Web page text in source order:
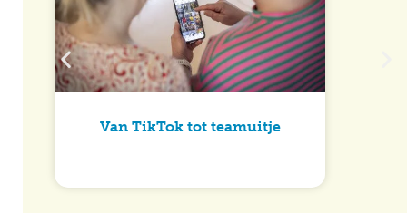
Van TikTok tot teamuitje